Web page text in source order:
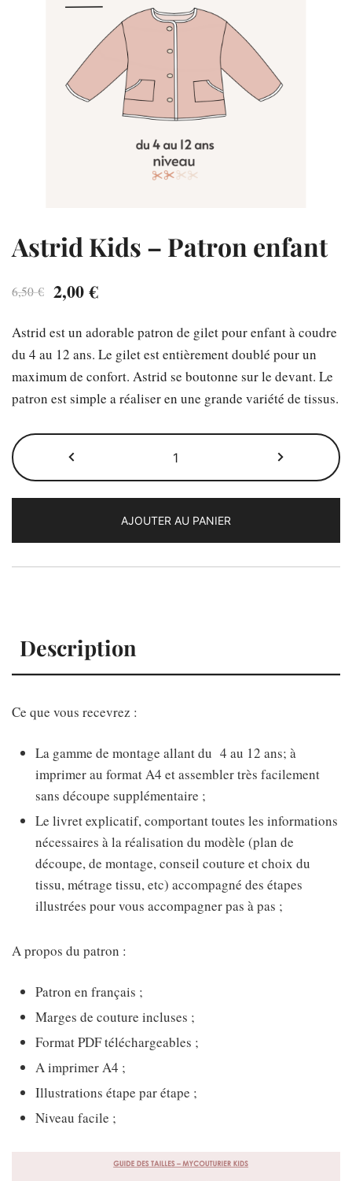
Astrid Kids – Patron enfant
6,50€ Le
initial
était :
6,50 €.
2,00€Le
actuel
est :
2,00 €.
Astrid est un adorable patron de gilet pour enfant à coudre
du 4 au 12 ans. Le gilet est entièrement doublé pour un
maximum de confort. Astrid se boutonne sur le devant. Le
patron est simple a réaliser en une grande variété de tissus.
de
Astrid
-
Patron
enfant
AJOUTER AU PANIER
Description
Ce que vous recevrez :
La gamme de montage allant du 4 au 12 ans; à
imprimer au format A4 et assembler très facilement
sans découpe supplémentaire ;
Le livret explicatif, comportant toutes les informations
nécessaires à la réalisation du modèle (plan de
découpe, de montage, conseil couture et choix du
tissu, métrage tissu, etc) accompagné des étapes
illustrées pour vous accompagner pas à pas ;
A propos du patron :
Patron en français ;
Marges de couture incluses ;
Format PDF téléchargeables ;
A imprimer A4 ;
Illustrations étape par étape ;
Niveau facile ;